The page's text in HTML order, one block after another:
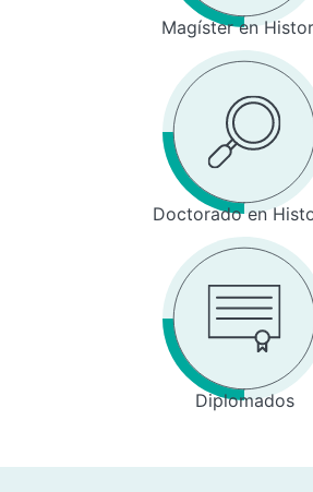
Magíster en
Doctorado en
Diplomados